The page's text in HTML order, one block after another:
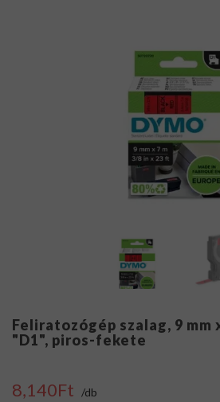
Feliratozógép szalag, 9 mm
"D1", piros-fekete
8,140Ft /db